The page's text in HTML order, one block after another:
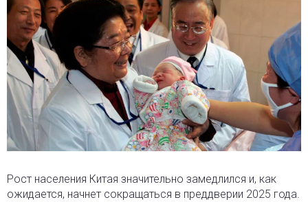
Рост населения Китая значительно замедлился и, как
ожидается, начнет сокращаться в преддверии 2025 года.